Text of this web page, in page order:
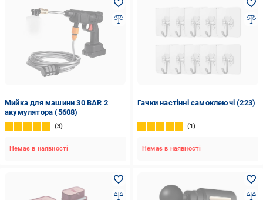
Мийка для машини 30 BAR 2
акумулятора (5608)
3
Немає в наявності
Гачки настінні самоклеючі (223)
1
Немає в наявності